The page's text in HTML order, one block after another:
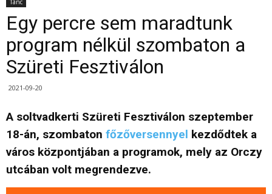
Tánc
Egy percre sem maradtunk
program nélkül szombaton a
Szüreti Fesztiválon
2021-09-20
A soltvadkerti Szüreti Fesztiválon szeptember
18-án, szombaton főzőversennyel kezdődtek a
város központjában a programok, mely az Orczy
utcában volt megrendezve.